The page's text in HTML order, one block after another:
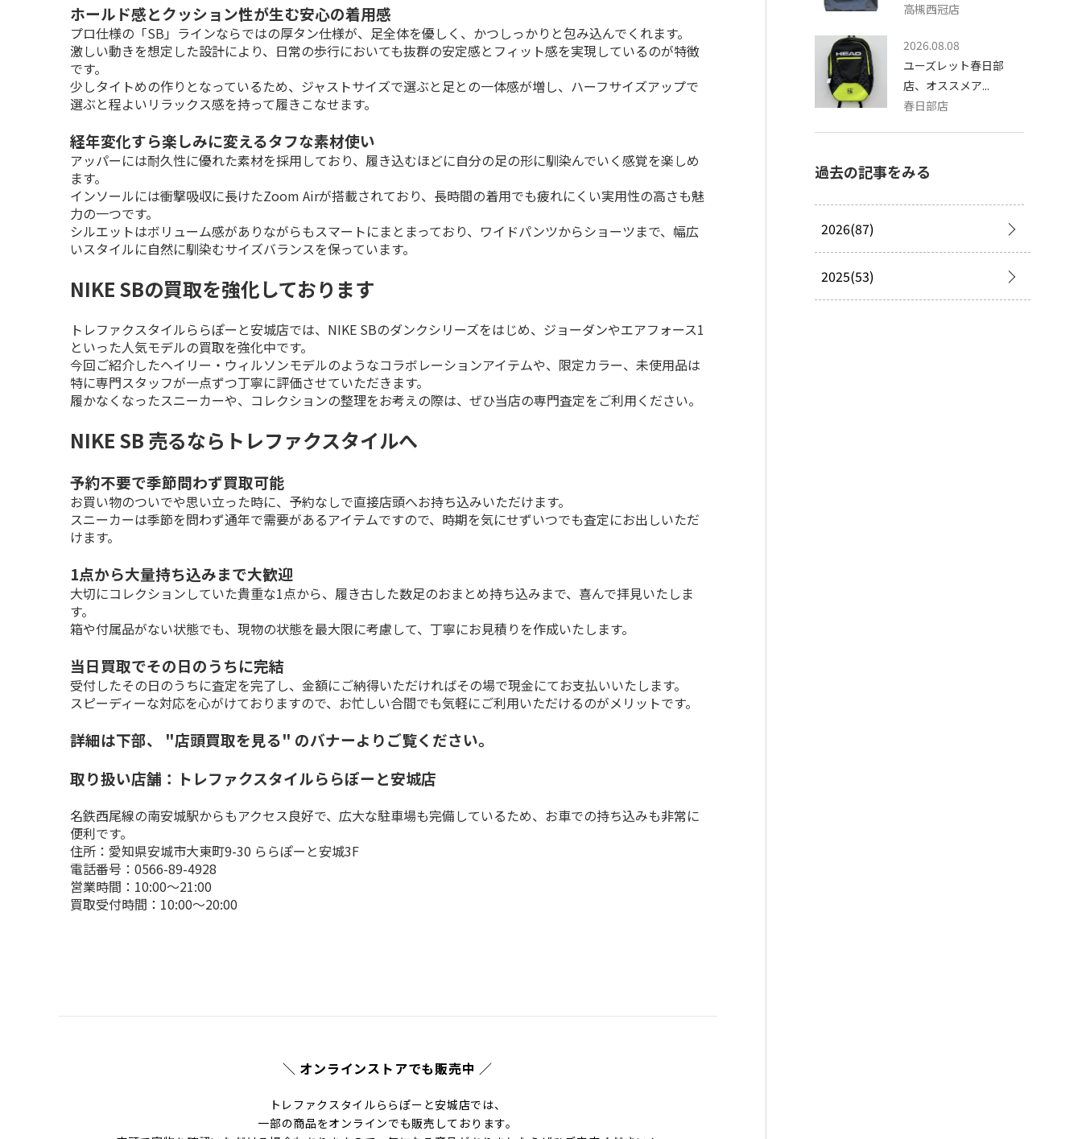
ホールド感とクッション性が生む安心の着用感
プロ仕様の「SB」ラインならではの厚タン仕様が、足全体を優しく、かつしっかりと包み込んでくれます。
激しい動きを想定した設計により、日常の歩行においても抜群の安定感とフィット感を実現しているのが特徴
です。
少しタイトめの作りとなっているため、ジャストサイズで選ぶと足との一体感が増し、ハーフサイズアップで
選ぶと程よいリラックス感を持って履きこなせます。
経年変化すら楽しみに変えるタフな素材使い
アッパーには耐久性に優れた素材を採用しており、履き込むほどに自分の足の形に馴染んでいく感覚を楽しめ
ます。
インソールには衝撃吸収に長けたZoom Airが搭載されており、長時間の着用でも疲れにくい実用性の高さも魅
力の一つです。
シルエットはボリューム感がありながらもスマートにまとまっており、ワイドパンツからショーツまで、幅広
いスタイルに自然に馴染むサイズバランスを保っています。
NIKE SBの買取を強化しております
トレファクスタイルららぽーと安城店では、NIKE SBのダンクシリーズをはじめ、ジョーダンやエアフォース1
といった人気モデルの買取を強化中です。
今回ご紹介したヘイリー・ウィルソンモデルのようなコラボレーションアイテムや、限定カラー、未使用品は
特に専門スタッフが一点ずつ丁寧に評価させていただきます。
履かなくなったスニーカーや、コレクションの整理をお考えの際は、ぜひ当店の専門査定をご利用ください。
NIKE SB 売るならトレファクスタイルへ
予約不要で季節問わず買取可能
お買い物のついでや思い立った時に、予約なしで直接店頭へお持ち込みいただけます。
スニーカーは季節を問わず通年で需要があるアイテムですので、時期を気にせずいつでも査定にお出しいただ
けます。
1点から大量持ち込みまで大歓迎
大切にコレクションしていた貴重な1点から、履き古した数足のおまとめ持ち込みまで、喜んで拝見いたしま
す。
箱や付属品がない状態でも、現物の状態を最大限に考慮して、丁寧にお見積りを作成いたします。
当日買取でその日のうちに完結
受付したその日のうちに査定を完了し、金額にご納得いただければその場で現金にてお支払いいたします。
スピーディーな対応を心がけておりますので、お忙しい合間でも気軽にご利用いただけるのがメリットです。
詳細は下部、 "店頭買取を見る" のバナーよりご覧ください。
取り扱い店舗：トレファクスタイルららぽーと安城店
名鉄西尾線の南安城駅からもアクセス良好で、広大な駐車場も完備しているため、お車での持ち込みも非常に
便利です。
住所：愛知県安城市大東町9-30 ららぽーと安城3F
電話番号：0566-89-4928
営業時間：10:00～21:00
買取受付時間：10:00～20:00
＼ オンラインストアでも販売中 ／
トレファクスタイルららぽーと安城店では、
一部の商品をオンラインでも販売しております。
高槻西冠店
2026.08.08
ユーズレット春日部
店、オススメア...
春日部店
過去の記事をみる
2026(87)
2025(53)